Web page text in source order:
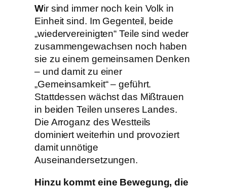
Wir sind immer noch kein Volk in
Einheit sind. Im Gegenteil, beide
„wiedervereinigten“ Teile sind weder
zusammengewachsen noch haben
sie zu einem gemeinsamen Denken
– und damit zu einer
„Gemeinsamkeit“ – geführt.
Stattdessen wächst das Mißtrauen
in beiden Teilen unseres Landes.
Die Arroganz des Westteils
dominiert weiterhin und provoziert
damit unnötige
Auseinandersetzungen.
Hinzu kommt eine Bewegung, die